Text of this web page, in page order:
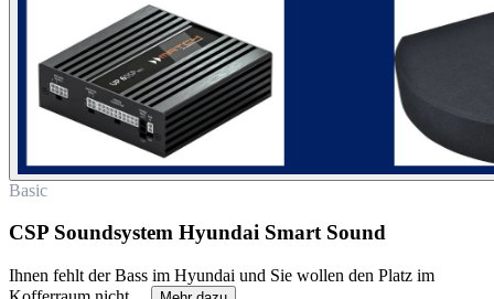
Basic
CSP Soundsystem Hyundai Smart Sound
Ihnen fehlt der Bass im Hyundai und Sie wollen den Platz im